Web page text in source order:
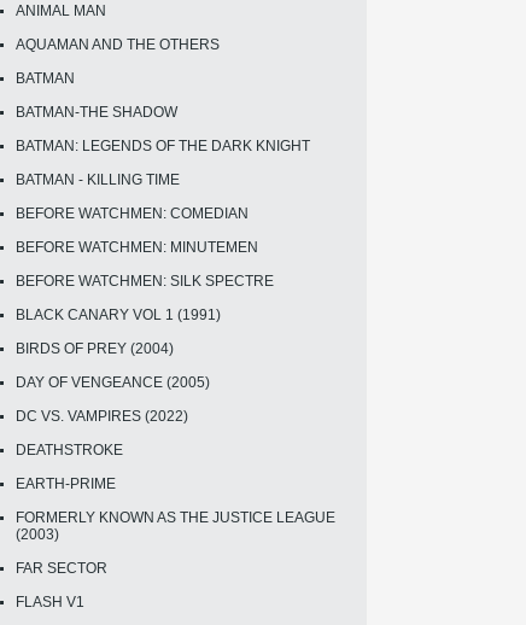
ANIMAL MAN
AQUAMAN AND THE OTHERS
BATMAN
BATMAN-THE SHADOW
BATMAN: LEGENDS OF THE DARK KNIGHT
BATMAN - KILLING TIME
BEFORE WATCHMEN: COMEDIAN
BEFORE WATCHMEN: MINUTEMEN
BEFORE WATCHMEN: SILK SPECTRE
BLACK CANARY VOL 1 (1991)
BIRDS OF PREY (2004)
DAY OF VENGEANCE (2005)
DC VS. VAMPIRES (2022)
DEATHSTROKE
EARTH-PRIME
FORMERLY KNOWN AS THE JUSTICE LEAGUE
(2003)
FAR SECTOR
FLASH V1